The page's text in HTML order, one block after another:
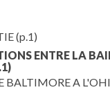
(p.1)
ENTRE LA
BALTIMORE A